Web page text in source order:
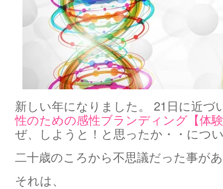
新しい年になりました。 21日に近づ
性のための感性ブランディング【体
ぜ、しようと！と思ったか・・につ
二十歳のころから不思議だった事が
それは、